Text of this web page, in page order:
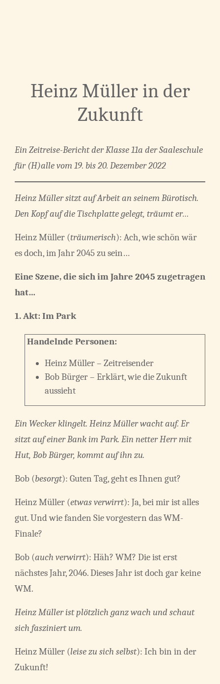
Heinz Müller in der
Zukunft
Ein Zeitreise-Bericht der Klasse 11a der Saaleschule
für (H)alle vom 19. bis 20. Dezember 2022
Heinz Müller sitzt auf Arbeit an seinem Bürotisch.
Den Kopf auf die Tischplatte gelegt, träumt er…
Heinz Müller (träumerisch): Ach, wie schön wär
es doch, im Jahr 2045 zu sein…
Eine Szene, die sich im Jahre 2045 zugetragen
hat…
1. Akt: Im Park
Handelnde Personen:
Heinz Müller – Zeitreisender
Bob Bürger – Erklärt, wie die Zukunft
aussieht
Ein Wecker klingelt. Heinz Müller wacht auf. Er
sitzt auf einer Bank im Park. Ein netter Herr mit
Hut, Bob Bürger, kommt auf ihn zu.
Bob (besorgt): Guten Tag, geht es Ihnen gut?
Heinz Müller (etwas verwirrt): Ja, bei mir ist alles
gut. Und wie fanden Sie vorgestern das WM-
Finale?
Bob (auch verwirrt): Häh? WM? Die ist erst
nächstes Jahr, 2046. Dieses Jahr ist doch gar keine
WM.
Heinz Müller ist plötzlich ganz wach und schaut
sich fasziniert um.
Heinz Müller (leise zu sich selbst): Ich bin in der
Zukunft!